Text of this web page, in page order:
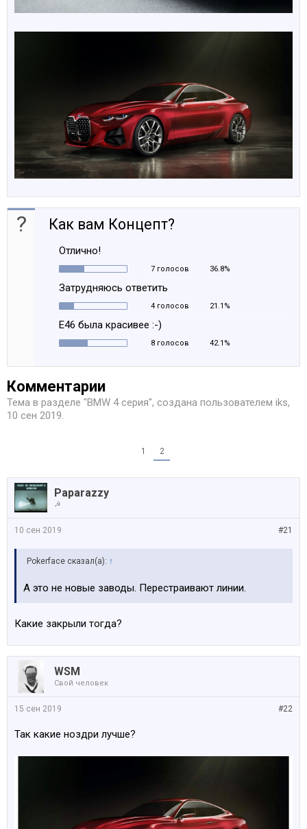
? Как вам Концепт?
Отлично!
7 голосов 36.8%
Затрудняюсь ответить
4 голосов 21.1%
Е46 была красивее :-)
8 голосов 42.1%
Комментарии
Тема в разделе "BMW 4 серия", создана пользователем iks,
10 сен 2019.
1 2
Paparazzy
☭
#21
10 сен 2019
Pokerface сказал(а): ↑
А это не новые заводы. Перестраивают линии.
Какие закрыли тогда?
WSM
Свой человек
#22
15 сен 2019
Так какие ноздри лучше?